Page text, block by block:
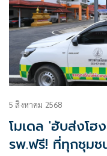
5 สิงหาคม 2568
โมเดล 'ฮับส่งโฮ
รพ.ฟรี! ที่ทุกชุมช